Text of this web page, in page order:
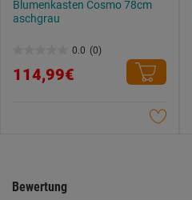
Blumenkasten Cosmo 78cm
aschgrau
0.0 (0)
von
114,99€
Bewertung